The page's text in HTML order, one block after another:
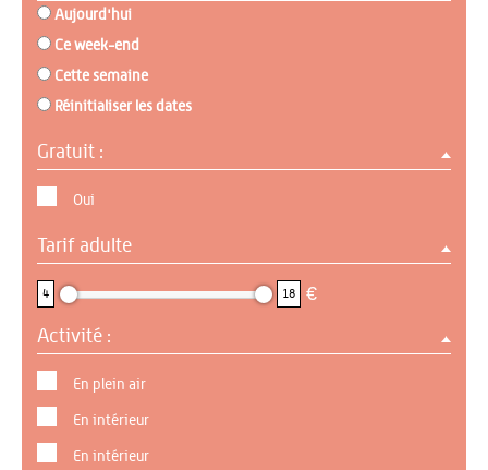
Aujourd'hui
Ce week-end
Cette semaine
Réinitialiser les dates
Gratuit :
Oui
Tarif adulte
4 18 €
Activité :
En plein air
En intérieur
En intérieur